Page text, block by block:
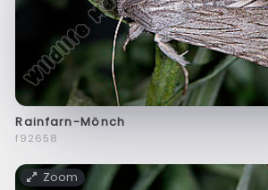
Rainfarn-Mönch
f92658
Zoom